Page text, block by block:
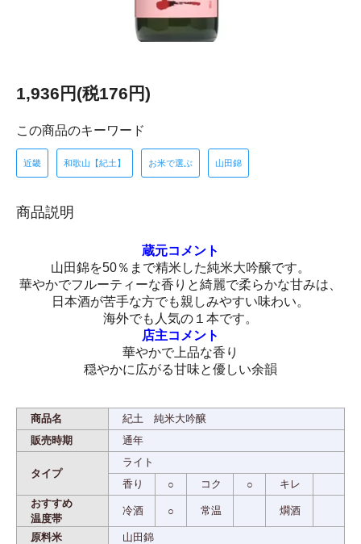
1,936円(税176円)
この商品のキーワード
近畿 和歌山【紀土】 お米で選ぶ 山田錦
商品説明
蔵元コメント
山田錦を50％まで精米した純米大吟醸です。
華やかでフルーティーな香りと綺麗で柔らかな甘みは、
日本酒が苦手な方でも親しみやすい味わい。
海外でも人気の１本です。
店主コメント
華やかで上品な香り
穏やかに広がる甘味と優しい余韻
商品名
紀土 純米大吟醸
販売時期
通年
タイプ
ライト
香り
○ コク ○
キレ
おすすめ
温度帯
冷酒 ○ 常温 燗酒
原料米
山田錦